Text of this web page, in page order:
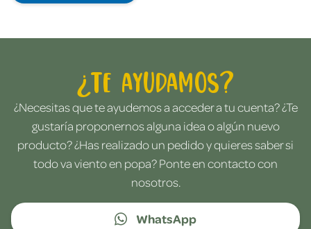
¿Te ayudamos?
¿Necesitas que te ayudemos a acceder a tu cuenta? ¿Te
gustaría proponernos alguna idea o algún nuevo
producto? ¿Has realizado un pedido y quieres saber si
todo va viento en popa? Ponte en contacto con
nosotros.
WhatsApp